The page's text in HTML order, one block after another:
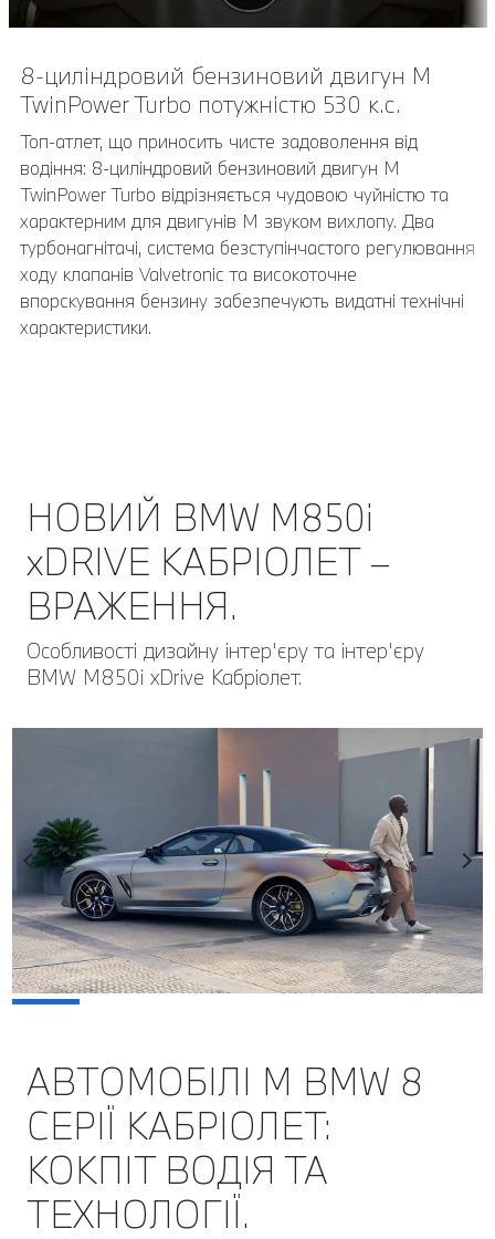
8-циліндровий бензиновий двигун M
TwinPower Turbo потужністю 530 к.с.
Топ-атлет, що приносить чисте задоволення від
водіння: 8-циліндровий бензиновий двигун M
TwinPower Turbo відрізняється чудовою чуйністю та
характерним для двигунів M звуком вихлопу. Два
турбонагнітачі, система безступінчастого регулювання
ходу клапанів Valvetronic та високоточне
впорскування бензину забезпечують видатні технічні
характеристики.
Шкіряне кермо M з простроченням в
кольорах M.
Багатофункціональне триспицеве шкіряне рульове
колесо M, що входить до базової комплектації,
прикрашене логотипом "M" і оснащене інтегрованою
подушкою безпеки водія. Посилений обід з обробкою
чорною шкірою Walknappa з декоративними швами у
кольорах M та ергономічними упорами для великих
пальців створює неперевершене враження
спортивності та повного контролю над дорогою – не в
НОВИЙ BMW M850i
xDRIVE КАБРІОЛЕТ –
ВРАЖЕННЯ.
Особливості дизайну інтер'єру та інтер'єру
BMW M850i xDrive Кабріолет.
АВТОМОБІЛІ M BMW 8
СЕРІЇ КАБРІОЛЕТ:
КОКПІТ ВОДІЯ ТА
ТЕХНОЛОГІЇ.